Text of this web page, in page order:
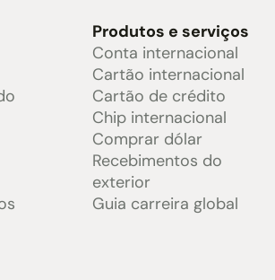
Produtos e serviços
Conta internacional
Cartão internacional
Cartão de crédito
Chip internacional
Comprar dólar
Recebimentos do
exterior
Guia carreira global